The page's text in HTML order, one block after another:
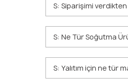
S: Siparişimi
S: Ne Tür Soğutma
S: Yalıtım için ne tür